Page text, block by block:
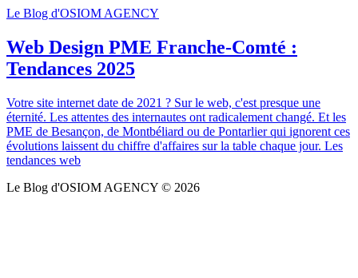
Le Blog d'OSIOM AGENCY
Web Design PME Franche-Comté :
Tendances 2025
Votre site internet date de 2021 ? Sur le web, c'est presque une
éternité. Les attentes des internautes ont radicalement changé. Et les
PME de Besançon, de Montbéliard ou de Pontarlier qui ignorent ces
évolutions laissent du chiffre d'affaires sur la table chaque jour. Les
tendances web
Le Blog d'OSIOM AGENCY © 2026